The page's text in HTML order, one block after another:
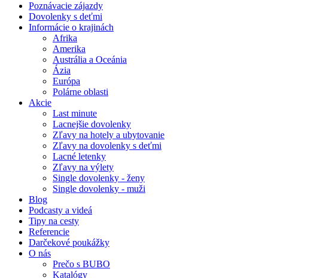
Poznávacie zájazdy
Dovolenky s deťmi
Informácie o krajinách
Afrika
Amerika
Austrália a Oceánia
Ázia
Európa
Polárne oblasti
Akcie
Last minute
Lacnejšie dovolenky
Zľavy na hotely a ubytovanie
Zľavy na dovolenky s deťmi
Lacné letenky
Zľavy na výlety
Single dovolenky - ženy
Single dovolenky - muži
Blog
Podcasty a videá
Tipy na cesty
Referencie
Darčekové poukážky
O nás
Prečo s BUBO
Katalógy